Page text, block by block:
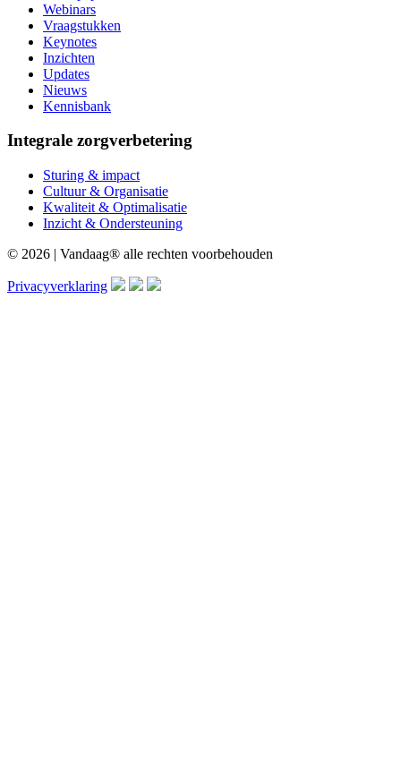
Webinars
Vraagstukken
Keynotes
Inzichten
Updates
Nieuws
Kennisbank
Integrale zorgverbetering
Sturing & impact
Cultuur & Organisatie
Kwaliteit & Optimalisatie
Inzicht & Ondersteuning
© 2026 | Vandaag® alle rechten voorbehouden
Privacyverklaring